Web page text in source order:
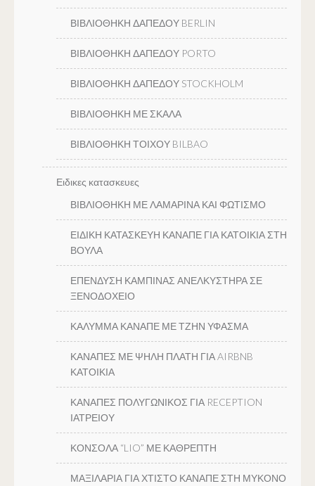
ΒΙΒΛΙΟΘΗΚΗ ΔΑΠΕΔΟΥ BERLIN
ΒΙΒΛΙΟΘΗΚΗ ΔΑΠΕΔΟΥ PORTO
ΒΙΒΛΙΟΘΗΚΗ ΔΑΠΕΔΟΥ STOCKHOLM
ΒΙΒΛΙΟΘΗΚΗ ΜΕ ΣΚΑΛΑ
ΒΙΒΛΙΟΘΗΚΗ ΤΟΙΧΟΥ BILBAO
Ειδικες κατασκευες
ΒΙΒΛΙΟΘΗΚΗ ΜΕ ΛΑΜΑΡΙΝΑ ΚΑΙ ΦΩΤΙΣΜΟ
ΕΙΔΙΚΗ ΚΑΤΑΣΚΕΥΗ ΚΑΝΑΠΕ ΓΙΑ ΚΑΤΟΙΚΙΑ ΣΤΗ
ΒΟΥΛΑ
ΕΠΕΝΔΥΣΗ ΚΑΜΠΙΝΑΣ ΑΝΕΛΚΥΣΤΗΡΑ ΣΕ
ΞΕΝΟΔΟΧΕΙΟ
ΚΑΛΥΜΜΑ ΚΑΝΑΠΕ ΜΕ ΤΖΗΝ ΥΦΑΣΜΑ
ΚΑΝΑΠΕΣ ΜΕ ΨΗΛΗ ΠΛΑΤΗ ΓΙΑ AIRBNB
ΚΑΤΟΙΚΙΑ
ΚΑΝΑΠΕΣ ΠΟΛΥΓΩΝΙΚΟΣ ΓΙΑ RECEPTION
ΙΑΤΡΕΙΟΥ
ΚΟΝΣΟΛΑ “LIO” ΜΕ ΚΑΘΡΕΠΤΗ
ΜΑΞΙΛΑΡΙΑ ΓΙΑ ΧΤΙΣΤΟ ΚΑΝΑΠΕ ΣΤΗ ΜΥΚΟΝΟ